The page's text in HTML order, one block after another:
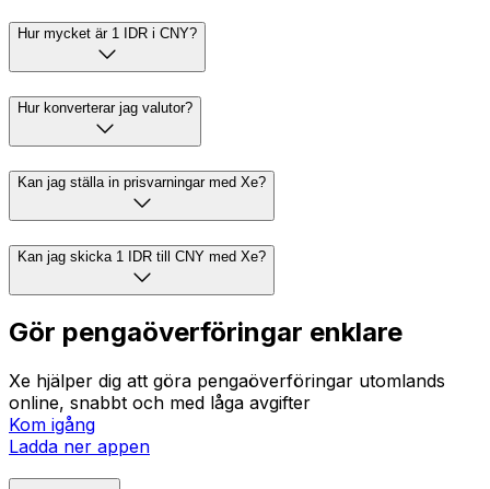
Hur mycket är 1 IDR i CNY?
Hur konverterar jag valutor?
Kan jag ställa in prisvarningar med Xe?
Kan jag skicka 1 IDR till CNY med Xe?
Gör pengaöverföringar enklare
Xe hjälper dig att göra pengaöverföringar utomlands
online, snabbt och med låga avgifter
Kom igång
Ladda ner appen